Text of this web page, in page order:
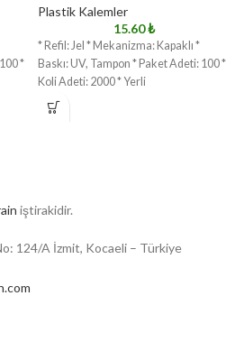
*
Plastik Kalemler
15.60₺
* Refil: Jel * Mekanizma: Kapaklı *
Baskı: UV, Tampon * Paket Adeti: 100 *
Koli Adeti: 2000 * Yerli
iştirakidir.
124/A İzmit, Kocaeli – Türkiye